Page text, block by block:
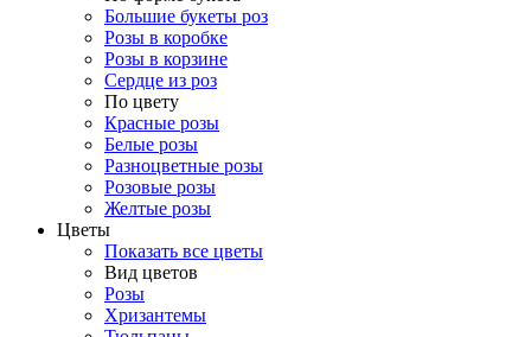
Большие букеты роз
Розы в коробке
Розы в корзине
Сердце из роз
По цвету
Красные розы
Белые розы
Разноцветные розы
Розовые розы
Желтые розы
Цветы
Показать все цветы
Вид цветов
Розы
Хризантемы